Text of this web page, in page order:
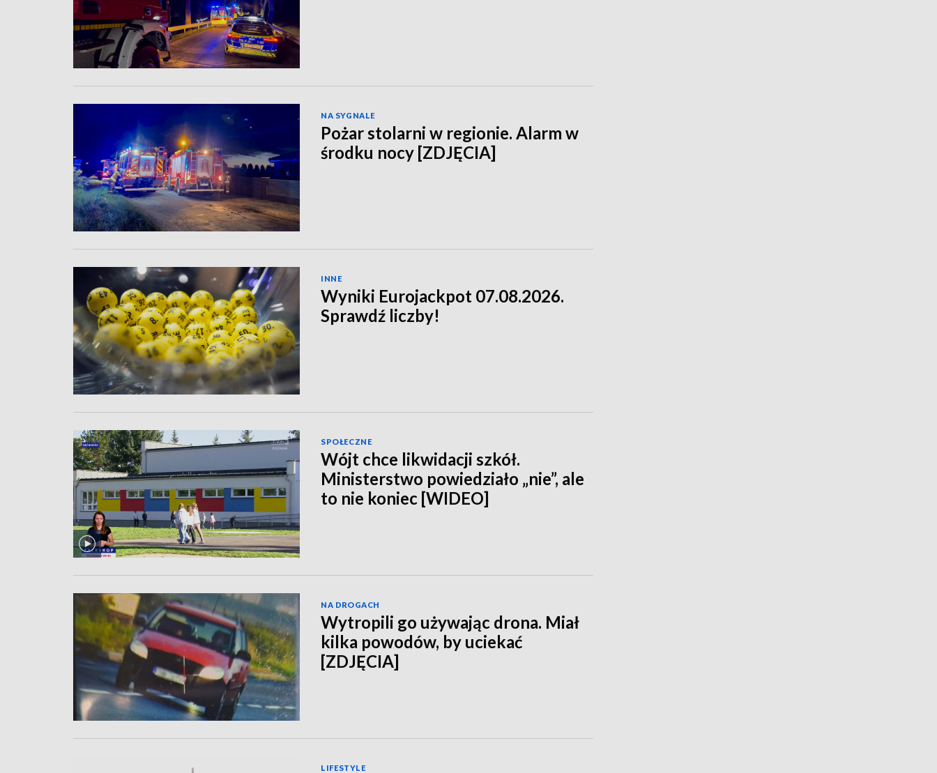
NA SYGNALE
Pożar stolarni w regionie. Alarm w
środku nocy [ZDJĘCIA]
INNE
Wyniki Eurojackpot 07.08.2026.
Sprawdź liczby!
SPOŁECZNE
Wójt chce likwidacji szkół.
Ministerstwo powiedziało „nie”, ale
to nie koniec [WIDEO]
NA DROGACH
Wytropili go używając drona. Miał
kilka powodów, by uciekać
[ZDJĘCIA]
LIFESTYLE